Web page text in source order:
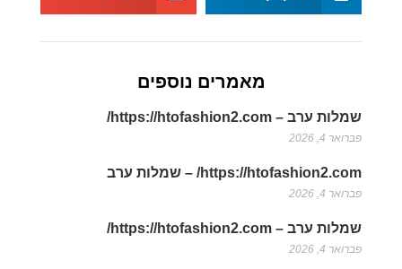
מאמרים נוספים
שמלות ערב – https://htofashion2.com/
פברואר 4, 2026
https://htofashion2.com/ – שמלות ערב
פברואר 4, 2026
שמלות ערב – https://htofashion2.com/
פברואר 4, 2026